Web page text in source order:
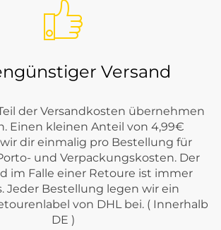
Versand
der Versandkosten übernehmen
Einen kleinen Anteil von 4,99€
dir einmalig pro Bestellung für
und Verpackungskosten. Der
im Falle einer Retoure ist immer
Jeder Bestellung legen wir ein
von DHL bei. ( Innerhalb
DE )